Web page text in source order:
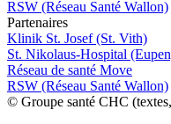
RSW (Réseau Santé Wallon)
Partenaires
Klinik St. Josef (St. Vith)
St. Nikolaus-Hospital
Réseau de santé Move
RSW (Réseau Santé Wallon)
© Groupe santé CHC